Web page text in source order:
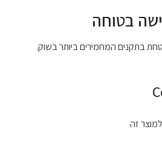
בטוחה
בתקנים המחמירים ביותר בשוק.
זה